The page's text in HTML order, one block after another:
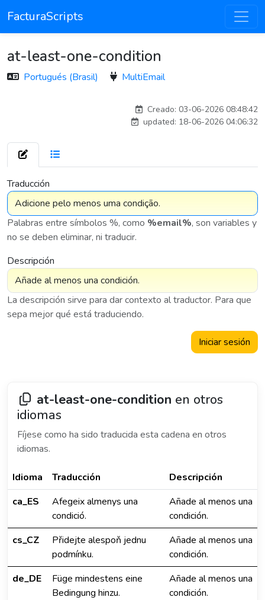
FacturaScripts
at-least-one-condition
Portugués (Brasil) MultiEmail
Creado: 03-06-2026 08:48:42
updated: 18-06-2026 04:06:32
Traducción
Palabras entre símbolos %, como %email%, son variables y
no se deben eliminar, ni traducir.
Descripción
La descripción sirve para dar contexto al traductor. Para que
sepa mejor qué está traduciendo.
Iniciar sesión
at-least-one-condition en otros
idiomas
Fíjese como ha sido traducida esta cadena en otros
idiomas.
Idioma Traducción
Descripción
ca_ES
Afegeix almenys una
condició.
Añade al menos una
condición.
cs_CZ
Přidejte alespoň jednu
podmínku.
Añade al menos una
condición.
de_DE
Füge mindestens eine
Bedingung hinzu.
Añade al menos una
condición.